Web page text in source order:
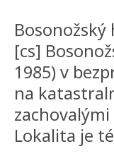
Bosonožský
[cs]
1985) v
na
Lokalita je